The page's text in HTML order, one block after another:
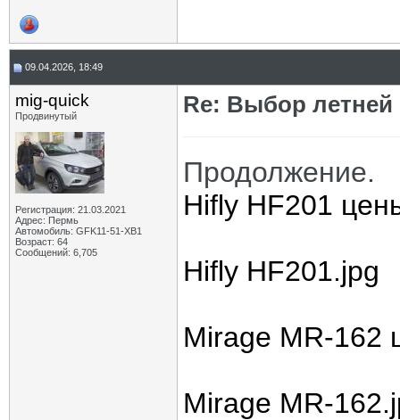
09.04.2026, 18:49
mig-quick
Продвинутый
Регистрация: 21.03.2021
Адрес: Пермь
Автомобиль: GFK11-51-ХВ1
Возраст: 64
Сообщений: 6,705
Re: Выбор летней
Продолжение.
Hifly HF201
Hifly HF201.jpg
Mirage MR-162
Mirage MR-